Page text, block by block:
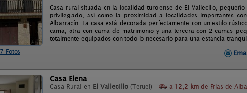
7 Fotos
Casa rural situada en la localidad turolense de El Vallecillo,
privilegiado, así como la proximidad a localidades importantes
Albarracín. La casa está decorada perfectamente con un estilo
cama, otra con cama de matrimonio y una tercera con 2 camas
totalmente equipados con todo lo necesario para una estancia
Casa Elena
Casa Rural en El Vallecillo (Teruel) a 12,2 km de Frias de